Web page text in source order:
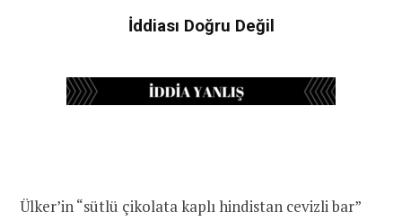
İddiası Doğru Değil
Ülker’in “sütlü çikolata kaplı hindistan cevizli bar”